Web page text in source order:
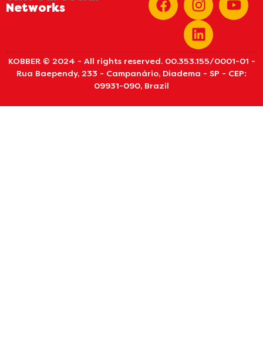
Networks
KOBBER © 2024 - All rights reserved. 00.353.155/0001-01 -
Rua Baependy, 233 - Campanário, Diadema - SP - CEP:
09931-090, Brazil